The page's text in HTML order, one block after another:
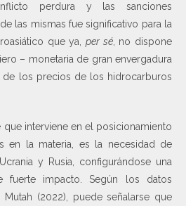
perdura y las sanciones
las mismas fue significativo para la
que ya, per sé, no dispone
– monetaria de gran envergadura
los precios de los hidrocarburos
que interviene en el posicionamiento
en la materia, es la necesidad de
y Rusia, configurándose una
fuerte impacto. Según los datos
(2022), puede señalarse que